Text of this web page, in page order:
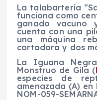
La talabartería
funciona como
ganado vacuno
cuenta con una
una máquina
cortadora y dos
La Iguana
Monstruo de Gila (
especies de
amenazada (A)
NOM-059-